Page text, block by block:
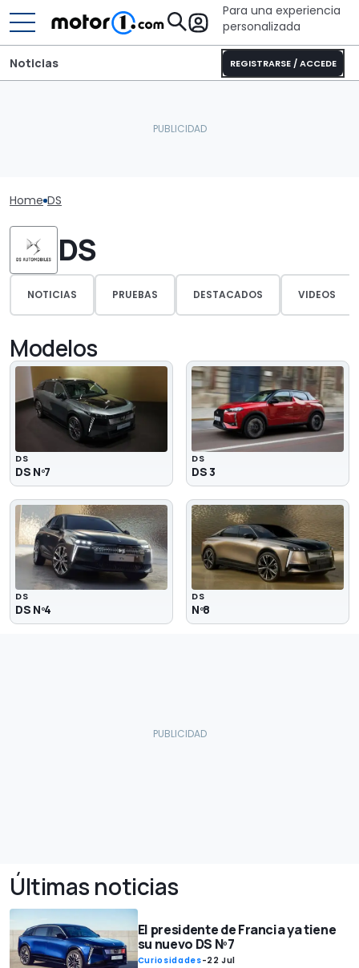
Para una experiencia
personalizada
REGISTRARSE / ACCEDE
Noticias
Home DS
DS
NOTICIAS PRUEBAS DESTACADOS VIDEOS
Modelos
DS
DS Nº7
DS
DS 3
DS
DS Nº4
DS
Nº8
Últimas noticias
El presidente de Francia ya tiene
su nuevo DS Nº7
Curiosidades-22 Jul